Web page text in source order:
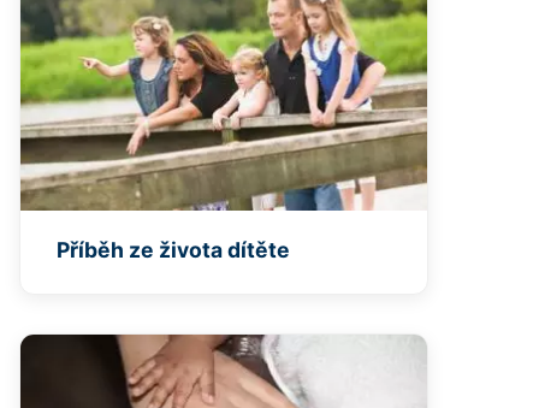
Příběh ze života dítěte